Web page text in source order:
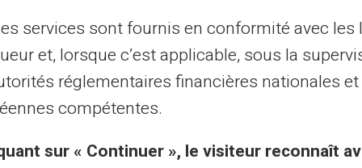
zīmoli ir minēti
un nav līgumiskas.
services sont fournis en conformité avec les
et, lorsque c’est applicable, sous la
réglementaires financières nationales et
compétentes.
sur « Continuer », le visiteur reconnaît